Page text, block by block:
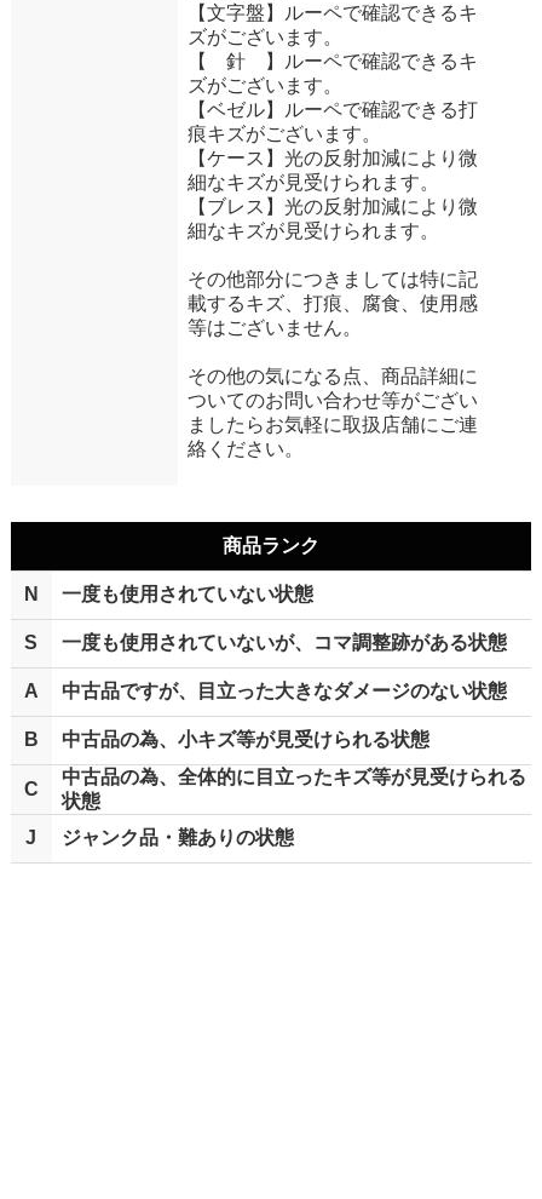
【文字盤】ルーペで確認できるキ
ズがございます。
【 針 】ルーペで確認できるキ
ズがございます。
【ベゼル】ルーペで確認できる打
痕キズがございます。
【ケース】光の反射加減により微
細なキズが見受けられます。
【ブレス】光の反射加減により微
細なキズが見受けられます。
その他部分につきましては特に記
載するキズ、打痕、腐食、使用感
等はございません。
その他の気になる点、商品詳細に
ついてのお問い合わせ等がござい
ましたらお気軽に取扱店舗にご連
絡ください。
商品ランク
N 一度も使用されていない状態
S 一度も使用されていないが、コマ調整跡がある状態
A 中古品ですが、目立った大きなダメージのない状態
B 中古品の為、小キズ等が見受けられる状態
C
中古品の為、全体的に目立ったキズ等が見受けられる
状態
J
ジャンク品・難ありの状態